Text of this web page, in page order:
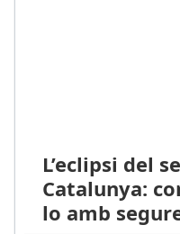
L’eclipsi del
Catalunya:
lo amb